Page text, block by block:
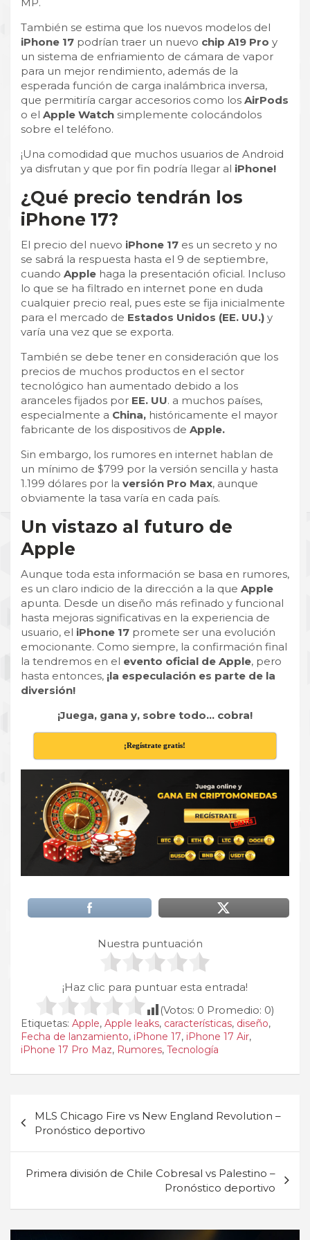
También se estima que los nuevos modelos del
iPhone 17 podrían traer un nuevo chip A19 Pro y
un sistema de enfriamiento de cámara de vapor
para un mejor rendimiento, además de la
esperada función de carga inalámbrica inversa,
que permitiría cargar accesorios como los AirPods
o el Apple Watch simplemente colocándolos
sobre el teléfono.
¡Una comodidad que muchos usuarios de Android
ya disfrutan y que por fin podría llegar al iPhone!
¿Qué precio tendrán los
iPhone 17?
El precio del nuevo iPhone 17 es un secreto y no
se sabrá la respuesta hasta el 9 de septiembre,
cuando Apple haga la presentación oficial. Incluso
lo que se ha filtrado en internet pone en duda
cualquier precio real, pues este se fija inicialmente
para el mercado de Estados Unidos (EE. UU.) y
varía una vez que se exporta.
También se debe tener en consideración que los
precios de muchos productos en el sector
tecnológico han aumentado debido a los
aranceles fijados por EE. UU. a muchos países,
especialmente a China, históricamente el mayor
fabricante de los dispositivos de Apple.
Sin embargo, los rumores en internet hablan de
un mínimo de $799 por la versión sencilla y hasta
1.199 dólares por la versión Pro Max, aunque
obviamente la tasa varía en cada país.
Un vistazo al futuro de
Apple
Aunque toda esta información se basa en rumores,
es un claro indicio de la dirección a la que Apple
apunta. Desde un diseño más refinado y funcional
hasta mejoras significativas en la experiencia de
usuario, el iPhone 17 promete ser una evolución
emocionante. Como siempre, la confirmación final
la tendremos en el evento oficial de Apple, pero
hasta entonces, ¡la especulación es parte de la
diversión!
¡Juega, gana y, sobre todo… cobra!
¡Regístrate gratis!
Nuestra puntuación
¡Haz clic para puntuar esta entrada!
(Votos: 0 Promedio: 0)
Etiquetas: Apple, Apple leaks, características, diseño,
Fecha de lanzamiento, iPhone 17, iPhone 17 Air,
iPhone 17 Pro Maz, Rumores, Tecnología
de
entradas
MLS Chicago Fire vs New England Revolution –
Pronóstico deportivo
Primera división de Chile Cobresal vs Palestino –
Pronóstico deportivo